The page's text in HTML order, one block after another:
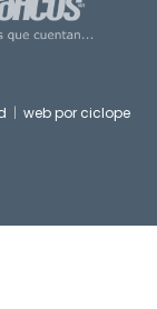
| web por ciclope